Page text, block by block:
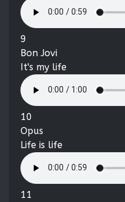
9
Bon Jovi
It's my life
10
Opus
Life is life
11